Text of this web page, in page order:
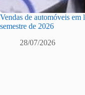
Vendas de automóveis
semestre de 2026
28/07/2026